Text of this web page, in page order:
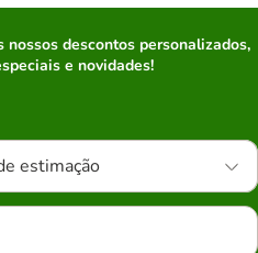
nossos descontos personalizados,
e novidades!
estimação